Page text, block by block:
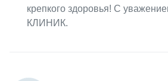
крепкого здоровья! С
КЛИНИК.